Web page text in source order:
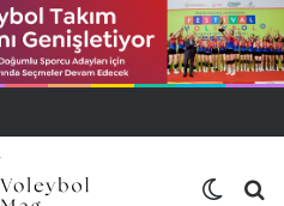
VNL’de Çeyrek Finalde!
Dış